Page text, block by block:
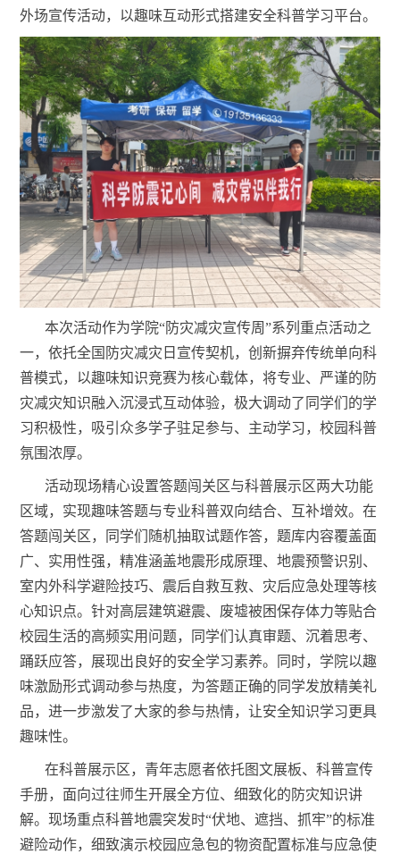
外场宣传活动，以趣味互动形式搭建安全科普学习平台。
本次活动作为学院“防灾减灾宣传周”系列重点活动之
一，依托全国防灾减灾日宣传契机，创新摒弃传统单向科
普模式，以趣味知识竞赛为核心载体，将专业、严谨的防
灾减灾知识融入沉浸式互动体验，极大调动了同学们的学
习积极性，吸引众多学子驻足参与、主动学习，校园科普
氛围浓厚。
活动现场精心设置答题闯关区与科普展示区两大功能
区域，实现趣味答题与专业科普双向结合、互补增效。在
答题闯关区，同学们随机抽取试题作答，题库内容覆盖面
广、实用性强，精准涵盖地震形成原理、地震预警识别、
室内外科学避险技巧、震后自救互救、灾后应急处理等核
心知识点。针对高层建筑避震、废墟被困保存体力等贴合
校园生活的高频实用问题，同学们认真审题、沉着思考、
踊跃应答，展现出良好的安全学习素养。同时，学院以趣
味激励形式调动参与热度，为答题正确的同学发放精美礼
品，进一步激发了大家的参与热情，让安全知识学习更具
趣味性。
在科普展示区，青年志愿者依托图文展板、科普宣传
手册，面向过往师生开展全方位、细致化的防灾知识讲
解。现场重点科普地震突发时“伏地、遮挡、抓牢”的标准
避险动作，细致演示校园应急包的物资配置标准与应急使